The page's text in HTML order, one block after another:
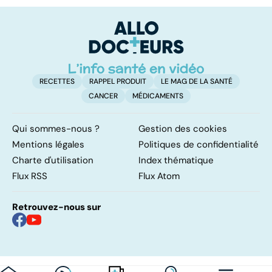
RECETTES RAPPEL PRODUIT
LE MAG DE LA SANTÉ
CANCER
MÉDICAMENTS
Qui sommes-nous ?
Gestion des cookies
Mentions légales
Politiques de confidentialité
Charte d'utilisation
Index thématique
Flux RSS
Flux Atom
Retrouvez-nous sur